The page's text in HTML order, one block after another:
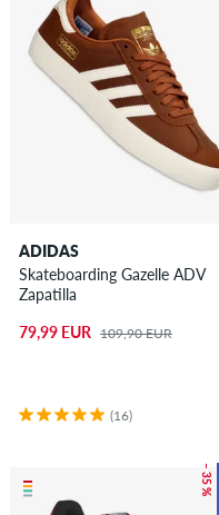
ADIDAS
Skateboarding Gazelle ADV
Zapatilla
79,99 EUR 109,90 EUR
(16)
– 35 %